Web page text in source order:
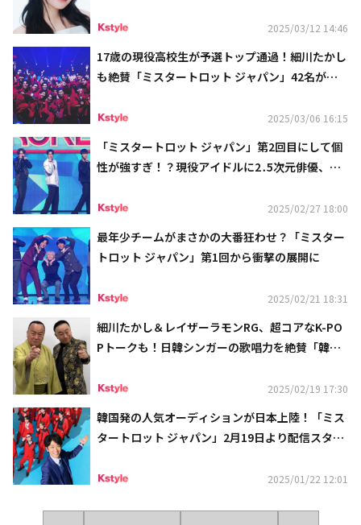
2025/03/12 14:46
17歳の現役高校生が予選トップ通過！細川たかし
も絶賛「ミスタートロット ジャパン」42名が本
2025/03/06 16:15
「ミスタートロット ジャパン」第2回目にして個
性が強すぎ！？現役アイドルに2․5次元俳優、謎
2025/02/27 18:00
最年少チームがまさかの大番狂わせ？「ミスター
トロット ジャパン」第1回から衝撃の展開に
2025/02/21 18:31
細川たかし＆レイザーラモンRG、超コアなK-PO
Pトークも！日韓シンガーの歌唱力を絶賛「韓国
2025/02/19 17:30
韓国発の人気オーディションが日本上陸！「ミス
タートロット ジャパン」2月19日より配信スター
2025/01/22 12:01